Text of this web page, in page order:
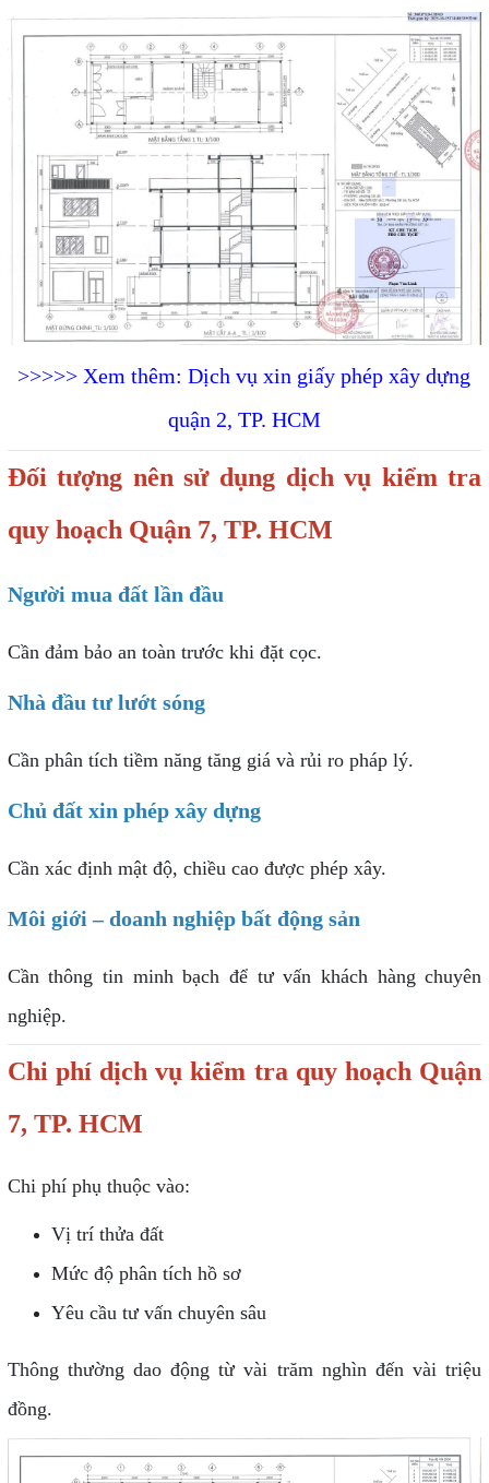
>>>>> Xem thêm: Dịch vụ xin giấy phép xây dựng
quận 2, TP. HCM
Đối tượng nên sử dụng dịch vụ kiểm tra
quy hoạch Quận 7, TP. HCM
Người mua đất lần đầu
Cần đảm bảo an toàn trước khi đặt cọc.
Nhà đầu tư lướt sóng
Cần phân tích tiềm năng tăng giá và rủi ro pháp lý.
Chủ đất xin phép xây dựng
Cần xác định mật độ, chiều cao được phép xây.
Môi giới – doanh nghiệp bất động sản
Cần thông tin minh bạch để tư vấn khách hàng chuyên
nghiệp.
Chi phí dịch vụ kiểm tra quy hoạch Quận
7, TP. HCM
Chi phí phụ thuộc vào:
Vị trí thửa đất
Mức độ phân tích hồ sơ
Yêu cầu tư vấn chuyên sâu
Thông thường dao động từ vài trăm nghìn đến vài triệu
đồng.